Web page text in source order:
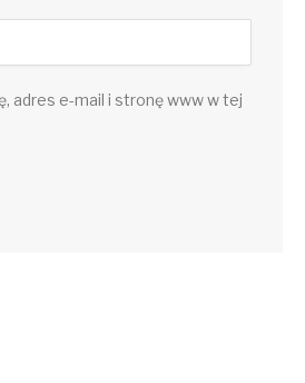
adres e-mail i stronę www w tej